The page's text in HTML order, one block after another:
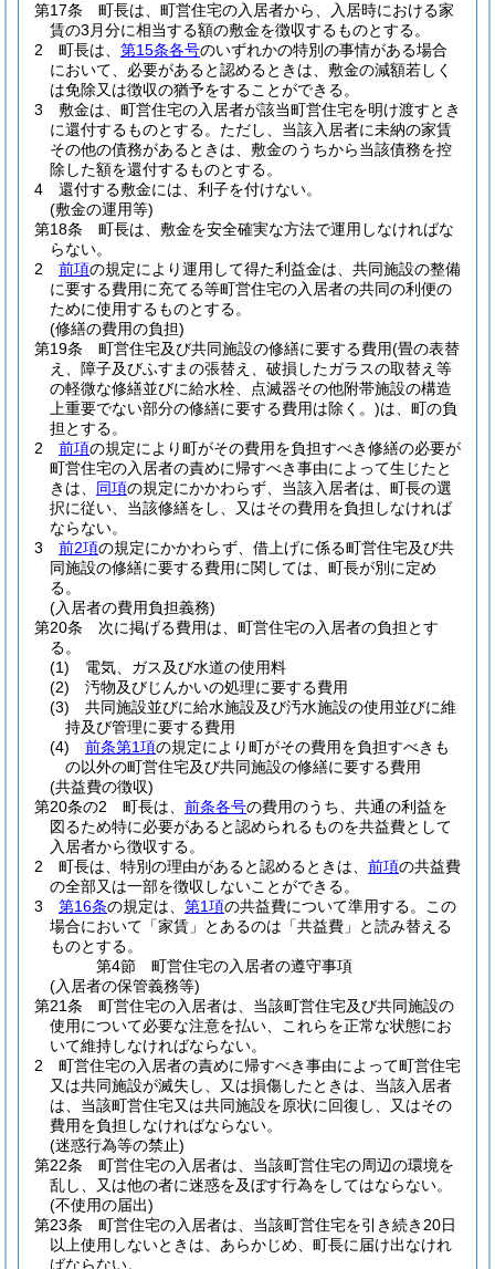
第17条
町長は、町営住宅の入居者から、入居時における家
賃の3月分に相当する額の敷金を徴収するものとする。
2
町長は、 第15条各号のいずれかの特別の事情がある場合
において、必要があると認めるときは、敷金の減額若しく
は免除又は徴収の猶予をすることができる。
3
敷金は、町営住宅の入居者が該当町営住宅を明け渡すとき
に還付するものとする。 ただし、当該入居者に未納の家賃
その他の債務があるときは、敷金のうちから当該債務を控
除した額を還付するものとする。
4
還付する敷金には、利子を付けない。
(敷金の運用等)
第18条
町長は、敷金を安全確実な方法で運用しなければな
らない。
2
前項の規定により運用して得た利益金は、共同施設の整備
に要する費用に充てる等町営住宅の入居者の共同の利便の
ために使用するものとする。
(修繕の費用の負担)
第19条
町営住宅及び共同施設の修繕に要する費用(畳の表替
え、障子及びふすまの張替え、破損したガラスの取替え等
の軽微な修繕並びに給水栓、点滅器その他附帯施設の構造
上重要でない部分の修繕に要する費用は除く。)は、町の負
担とする。
2
前項の規定により町がその費用を負担すべき修繕の必要が
町営住宅の入居者の責めに帰すべき事由によって生じたと
きは、 同項の規定にかかわらず、当該入居者は、町長の選
択に従い、当該修繕をし、又はその費用を負担しなければ
ならない。
3
前2項の規定にかかわらず、借上げに係る町営住宅及び共
同施設の修繕に要する費用に関しては、町長が別に定め
る。
(入居者の費用負担義務)
第20条
次に掲げる費用は、町営住宅の入居者の負担とす
る。
(1)
電気、ガス及び水道の使用料
(2)
汚物及びじんかいの処理に要する費用
(3)
共同施設並びに給水施設及び汚水施設の使用並びに維
持及び管理に要する費用
(4)
前条第1項の規定により町がその費用を負担すべきも
の以外の町営住宅及び共同施設の修繕に要する費用
(共益費の徴収)
第20条の2
町長は、 前条各号の費用のうち、共通の利益を
図るため特に必要があると認められるものを共益費として
入居者から徴収する。
2
町長は、特別の理由があると認めるときは、 前項の共益費
の全部又は一部を徴収しないことができる。
3
第16条の規定は、 第1項の共益費について準用する。
この
場合において「家賃」とあるのは「共益費」と読み替える
ものとする。
第4節
町営住宅の入居者の遵守事項
(入居者の保管義務等)
第21条
町営住宅の入居者は、当該町営住宅及び共同施設の
使用について必要な注意を払い、これらを正常な状態にお
いて維持しなければならない。
2
町営住宅の入居者の責めに帰すべき事由によって町営住宅
又は共同施設が滅失し、又は損傷したときは、当該入居者
は、当該町営住宅又は共同施設を原状に回復し、又はその
費用を負担しなければならない。
(迷惑行為等の禁止)
第22条
町営住宅の入居者は、当該町営住宅の周辺の環境を
乱し、又は他の者に迷惑を及ぼす行為をしてはならない。
(不使用の届出)
第23条
町営住宅の入居者は、当該町営住宅を引き続き20日
以上使用しないときは、あらかじめ、町長に届け出なけれ
ばならない。